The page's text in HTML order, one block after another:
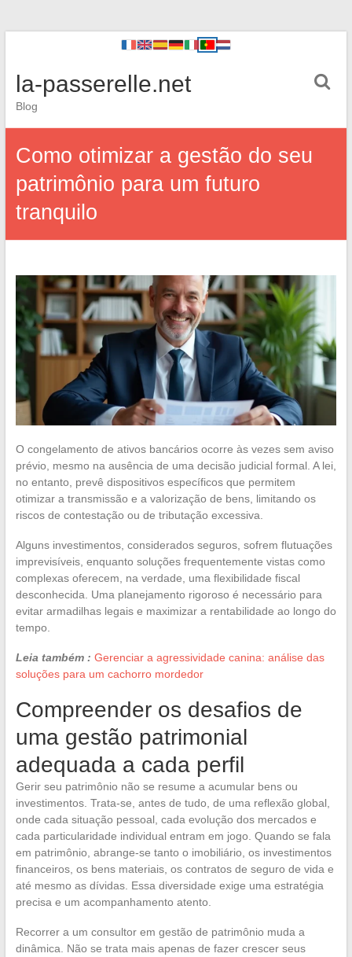
la-passerelle.net
Blog
Como otimizar a gestão do seu
patrimônio para um futuro
tranquilo
O congelamento de ativos bancários ocorre às vezes sem aviso
prévio, mesmo na ausência de uma decisão judicial formal. A lei,
no entanto, prevê dispositivos específicos que permitem
otimizar a transmissão e a valorização de bens, limitando os
riscos de contestação ou de tributação excessiva.
Alguns investimentos, considerados seguros, sofrem flutuações
imprevisíveis, enquanto soluções frequentemente vistas como
complexas oferecem, na verdade, uma flexibilidade fiscal
desconhecida. Uma planejamento rigoroso é necessário para
evitar armadilhas legais e maximizar a rentabilidade ao longo do
tempo.
Leia também : Gerenciar a agressividade canina: análise das
soluções para um cachorro mordedor
Compreender os desafios de
uma gestão patrimonial
adequada a cada perfil
Gerir seu patrimônio não se resume a acumular bens ou
investimentos. Trata-se, antes de tudo, de uma reflexão global,
onde cada situação pessoal, cada evolução dos mercados e
cada particularidade individual entram em jogo. Quando se fala
em patrimônio, abrange-se tanto o imobiliário, os investimentos
financeiros, os bens materiais, os contratos de seguro de vida e
até mesmo as dívidas. Essa diversidade exige uma estratégia
precisa e um acompanhamento atento.
Recorrer a um consultor em gestão de patrimônio muda a
dinâmica. Não se trata mais apenas de fazer crescer seus